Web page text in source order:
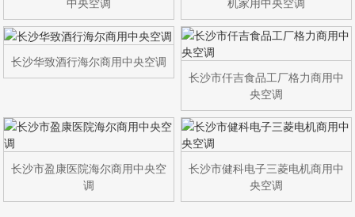
长沙华致酒行海尔商用中央空调
长沙市仟吉食品工厂格力商用中
央空调
长沙市盈康医院海尔商用中央空
调
长沙市健科电子三菱电机商用中
央空调